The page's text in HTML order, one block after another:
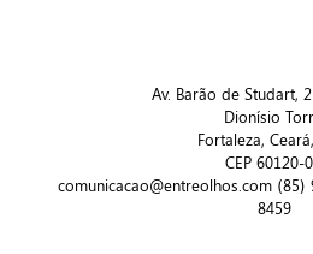
Av. Barão de Studart,
Dionísio
Fortaleza,
CEP 60120-
comunicacao@entreolhos.com
8459